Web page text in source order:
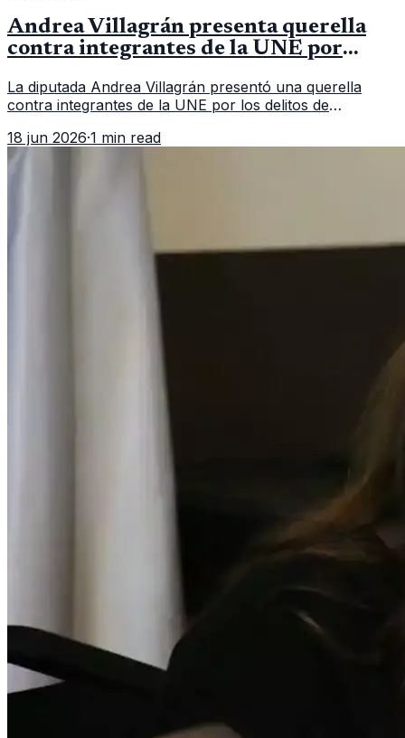
Andrea Villagrán presenta querella
contra integrantes de la UNE por
La diputada Andrea Villagrán presentó una querella
contra integrantes de la UNE por los delitos de
18 jun 2026·1 min read